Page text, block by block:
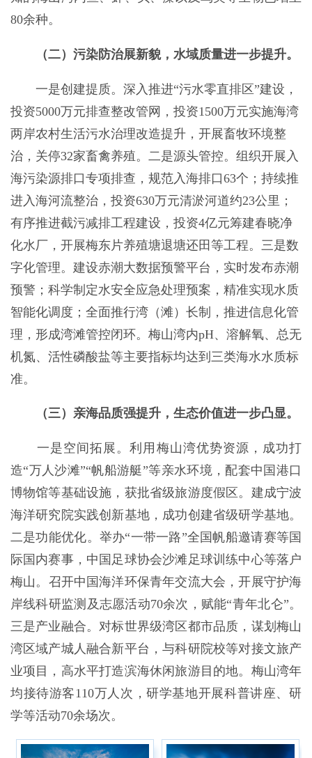
80余种。
（二）污染防治展新貌，水域质量进一步提升。
一是创建提质。 深入推进“污水零直排区”建设，
投资5000万元排查整改管网，投资1500万元实施海湾
两岸农村生活污水治理改造提升，开展畜牧环境整
治，关停32家畜禽养殖。
二是源头管控。 组织开展入
海污染源排口专项排查，规范入海排口63个；持续推
进入海河流整治，投资630万元清淤河道约23公里；
有序推进截污减排工程建设，投资4亿元筹建春晓净
化水厂，开展梅东片养殖塘退塘还田等工程。 三是数
字化管理。 建设赤潮大数据预警平台， 实时发布赤潮
预警； 科学制定水安全应急处理预案，精准实现水质
智能化调度；全面推行湾（滩）长制，推进信息化管
理，形成湾滩管控闭环。 梅山湾内pH、溶解氧、总无
机氮、活性磷酸盐等主要指标均达到 三类海水水质标
准。
（三）亲海品质强提升，生态价值进一步凸显。
一是空间拓展。利用梅山湾优势资源，成功打
造“万人沙滩”“帆船游艇”等亲水环境， 配套中国港口
博物馆等基础设施，获批省级旅游度假区。建成宁波
海洋研究院实践创新基地，成功创建省级研学基地。
二是功能优化。 举办“一带一路”全国帆船邀请赛等国
际国内赛事，中国足球协会沙滩足球训练中心等落户
梅山。 召开中国海洋环保青年交流大会，开展守护海
岸线科研监测及志愿活动70余次，赋能“青年北仑”。
三是产业融合。对标世界级湾区都市品质，谋划梅山
湾区域产城人融合新平台，与科研院校等对接文旅产
业项目，高水平打造滨海休闲旅游目的地。梅山湾年
均接待游客110万人次，研学基地开展科普讲座、研
学等活动70余场次。